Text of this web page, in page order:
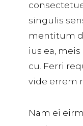
singulis
mentitum
ius ea,
cu. Ferri
vide errem
Nam ei